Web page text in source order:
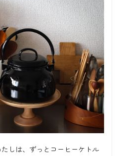
しは、ずっとコーヒーケトル